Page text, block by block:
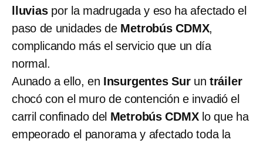
lluviaspor la madrugada y eso ha afectado el
paso de unidades de Metrobús CDMX,
complicando más el servicio que un día
normal.
Aunado a ello, en Insurgentes Surun tráiler
chocó con el muro de contención e invadió el
carril confinado del Metrobús CDMX lo que ha
empeorado el panorama y afectado toda la